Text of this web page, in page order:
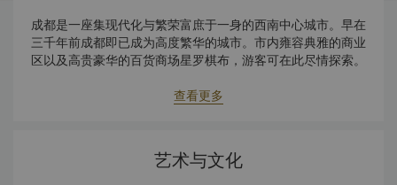
成都是一座集现代化与繁荣富庶于一身的西南中心城市。早在
三千年前成都即已成为高度繁华的城市。市内雍容典雅的商业
区以及高贵豪华的百货商场星罗棋布，游客可在此尽情探索。
一。成都毗邻全球濒临灭绝又蕴含传奇的活化石 — 大熊猫的栖
查看更多
艺术与文化